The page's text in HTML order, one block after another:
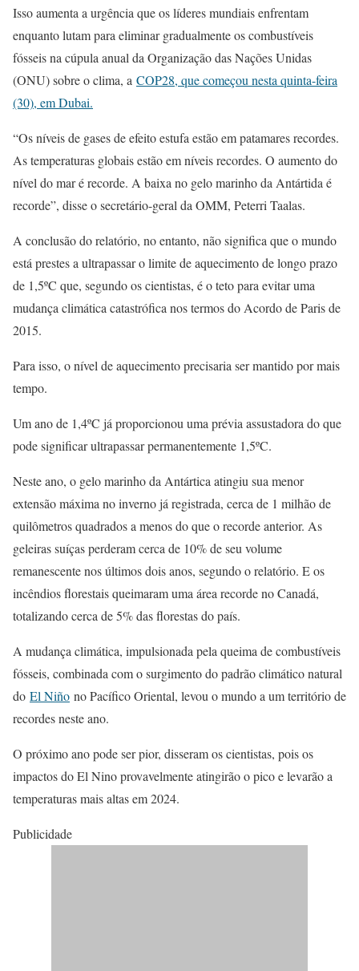
Isso aumenta a urgência que os líderes mundiais enfrentam
enquanto lutam para eliminar gradualmente os combustíveis
fósseis na cúpula anual da Organização das Nações Unidas
(ONU) sobre o clima, a COP28, que começou nesta quinta-feira
(30), em Dubai.
“Os níveis de gases de efeito estufa estão em patamares recordes.
As temperaturas globais estão em níveis recordes. O aumento do
nível do mar é recorde. A baixa no gelo marinho da Antártida é
recorde”, disse o secretário-geral da OMM, Peterri Taalas.
A conclusão do relatório, no entanto, não significa que o mundo
está prestes a ultrapassar o limite de aquecimento de longo prazo
de 1,5ºC que, segundo os cientistas, é o teto para evitar uma
mudança climática catastrófica nos termos do Acordo de Paris de
2015.
Para isso, o nível de aquecimento precisaria ser mantido por mais
tempo.
Um ano de 1,4ºC já proporcionou uma prévia assustadora do que
pode significar ultrapassar permanentemente 1,5ºC.
Neste ano, o gelo marinho da Antártica atingiu sua menor
extensão máxima no inverno já registrada, cerca de 1 milhão de
quilômetros quadrados a menos do que o recorde anterior. As
geleiras suíças perderam cerca de 10% de seu volume
remanescente nos últimos dois anos, segundo o relatório. E os
incêndios florestais queimaram uma área recorde no Canadá,
totalizando cerca de 5% das florestas do país.
A mudança climática, impulsionada pela queima de combustíveis
fósseis, combinada com o surgimento do padrão climático natural
do El Niño no Pacífico Oriental, levou o mundo a um território de
recordes neste ano.
O próximo ano pode ser pior, disseram os cientistas, pois os
impactos do El Nino provavelmente atingirão o pico e levarão a
temperaturas mais altas em 2024.
Publicidade